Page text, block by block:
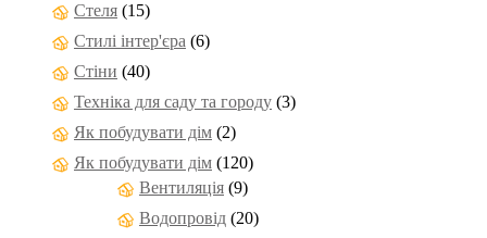
Стеля (15)
Стилі інтер'єра (6)
Стіни (40)
Техніка для саду та городу (3)
Як побудувати дім (2)
Як побудувати дім (120)
Вентиляція (9)
Водопровід (20)